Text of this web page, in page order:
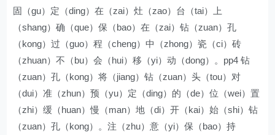
固（gu）定（ding）在（zai）灶（zao）台（tai）上
（shang）确（que）保（bao）在（zai）钻（zuan）孔
（kong）过（guo）程（cheng）中（zhong）瓷（ci）砖
（zhuan）不（bu）会（hui）移（yi）动（dong）。pp4 钻
（zuan）孔（kong）将（jiang）钻（zuan）头（tou）对
（dui）准（zhun）预（yu）定（ding）的（de）位（wei）置
（zhi）缓（huan）慢（man）地（di）开（kai）始（shi）钻
（zuan）孔（kong）。注（zhu）意（yi）保（bao）持